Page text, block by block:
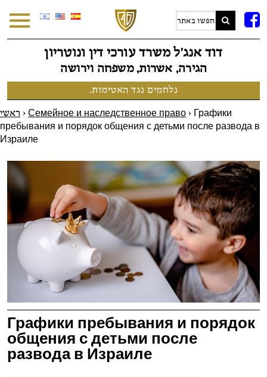
דוד אנג׳ל משרד עורכי דין ונוטריון
הגירה, אשרות, משפחה וירושה
נלחמים נגד האטימות.
ראשי > Семейное и наследственное право > Графики
пребывания и порядок общения с детьми после развода в
Израиле
Графики пребывания и порядок
общения с детьми после
развода в Израиле